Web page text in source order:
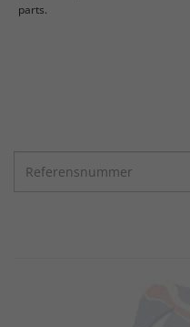
parts.